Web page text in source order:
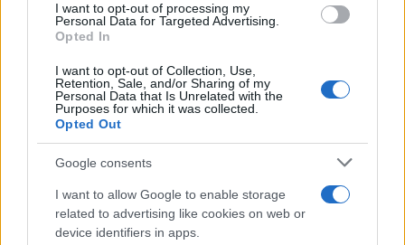
I want to opt-out of processing my
Personal Data for Targeted Advertising.
Opted In
I want to opt-out of Collection, Use,
Retention, Sale, and/or Sharing of my
Personal Data that Is Unrelated with the
Purposes for which it was collected.
Opted Out
Google consents
I want to allow Google to enable storage
related to advertising like cookies on web or
device identifiers in apps.